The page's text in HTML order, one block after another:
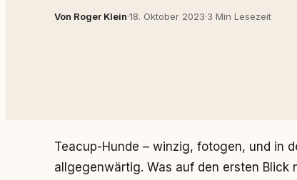
Von Roger Klein·18. Oktober 2023·3 Min Lesezeit
Teacup-Hunde – winzig, fotogen, und in
allgegenwärtig. Was auf den ersten Blick